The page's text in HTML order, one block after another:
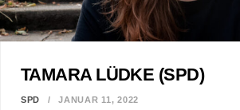
TAMARA LÜDKE (SPD)
SPD JANUAR 11, 2022